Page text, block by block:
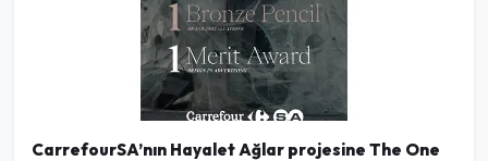
CarrefourSA’nın Hayalet Ağlar projesine The One